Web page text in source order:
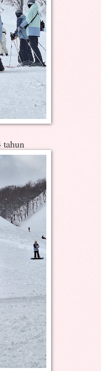
tahun